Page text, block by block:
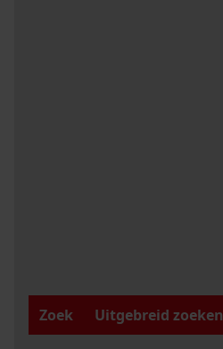
Zoek
Uitgebreid zoeken